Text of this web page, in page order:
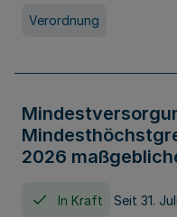
Verordnung
2026
In Kraft Seit 31.